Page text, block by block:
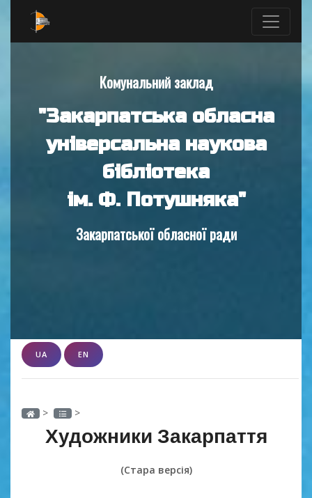
Комунальний заклад
"Закарпатська обласна
універсальна наукова
бібліотека
ім. Ф. Потушняка"
Закарпатської обласної ради
UA EN
> >
Художники Закарпаття
(Стара версія)